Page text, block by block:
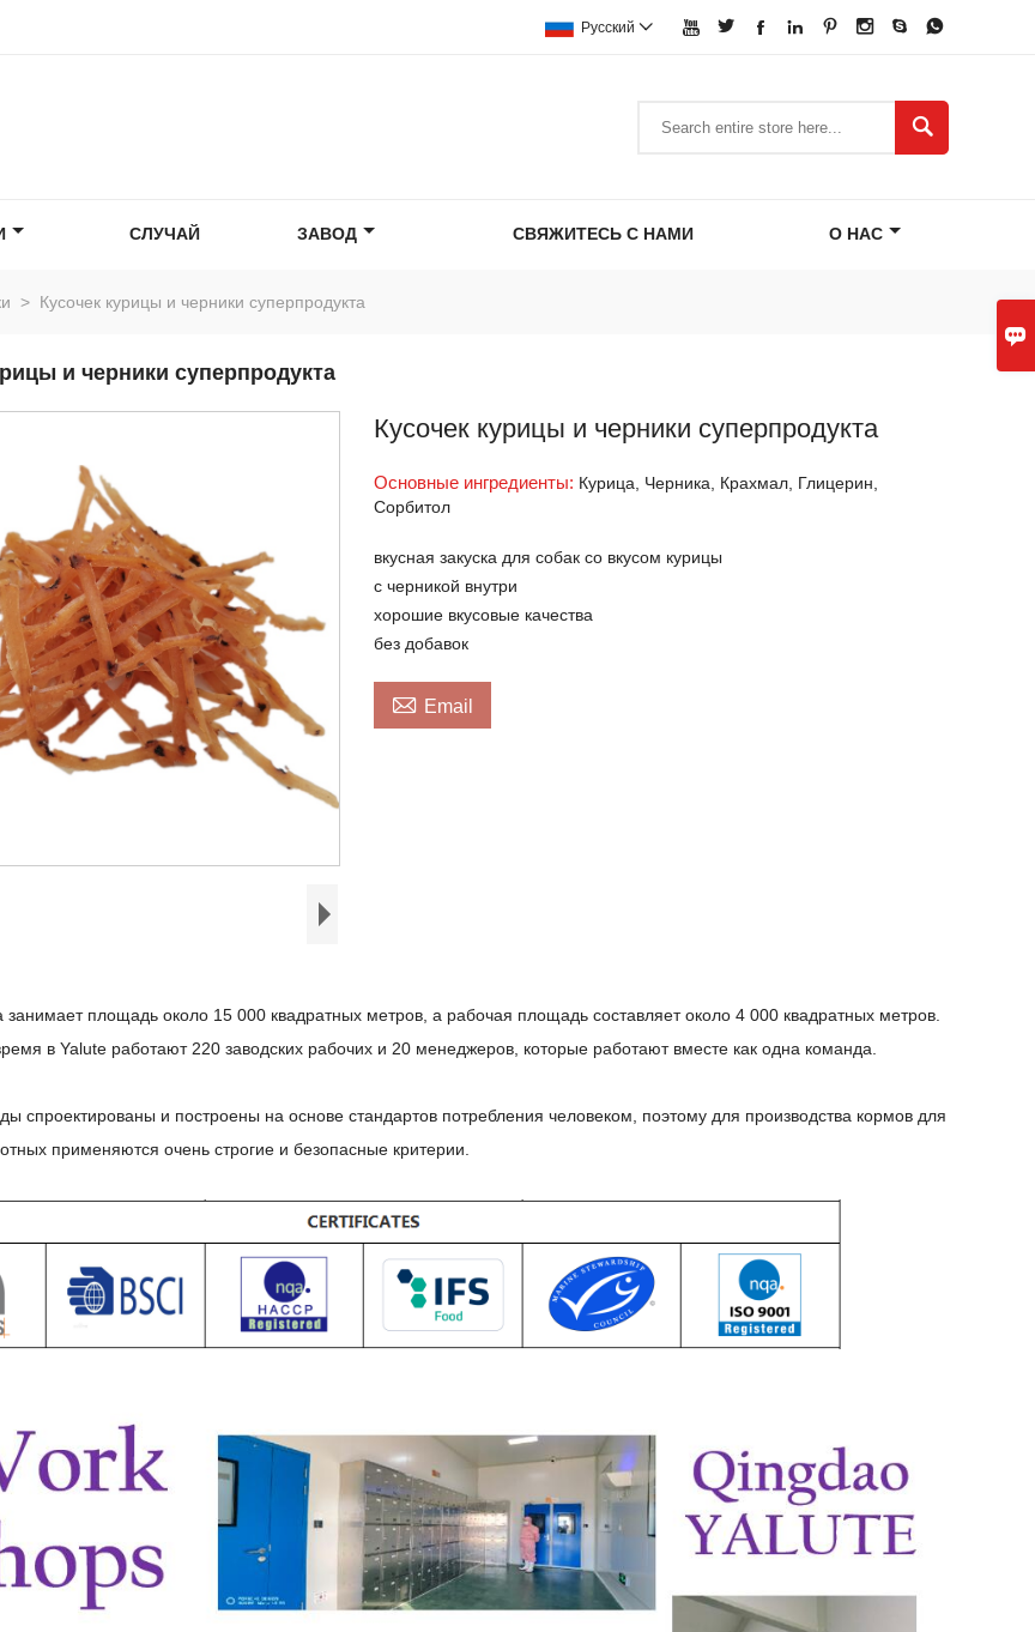

       
Pусский 

СЛУЧАЙ ЗАВОД СВЯЖИТЕСЬ С НАМИ О НАС
> Кусочек курицы и черники суперпродукта
и черники суперпродукта
Кусочек курицы и черники суперпродукта
Основные ингредиенты: Курица, Черника, Крахмал, Глицерин,
Сорбитол
вкусная закуска для собак со вкусом курицы
с черникой внутри
хорошие вкусовые качества
без добавок
 Email
площадь около 15 000 квадратных метров, а рабочая площадь составляет около 4 000 квадратных метров.
в Yalute работают 220 заводских рабочих и 20 менеджеров, которые работают вместе как одна команда.
спроектированы и построены на основе стандартов потребления человеком, поэтому для производства кормов для
применяются очень строгие и безопасные критерии.